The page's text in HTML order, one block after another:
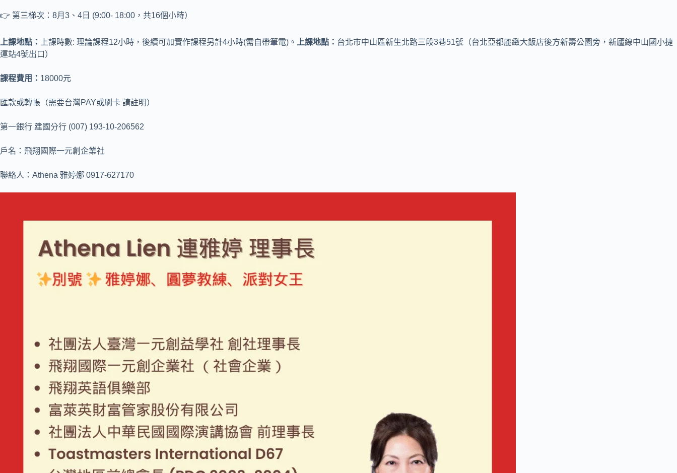
👉 第三梯次：8月3、4日 (9:00- 18:00，共16個小時）
上課地點： 上課時數: 理論課程12小時，後續可加實作課程另計4小時(需自帶筆電)。 上課地點： 台北市中山區新生北路三段3巷51號（台北亞都麗緻大飯店後方新壽公園旁，新廬線中山國小捷
運站4號出口）
課程費用： 18000元
匯款或轉帳（需要台灣PAY或刷卡 請註明）
第一銀行 建國分行 (007) 193-10-206562
戶名：飛翔國際一元創企業社
聯絡人：Athena 雅婷娜 0917-627170